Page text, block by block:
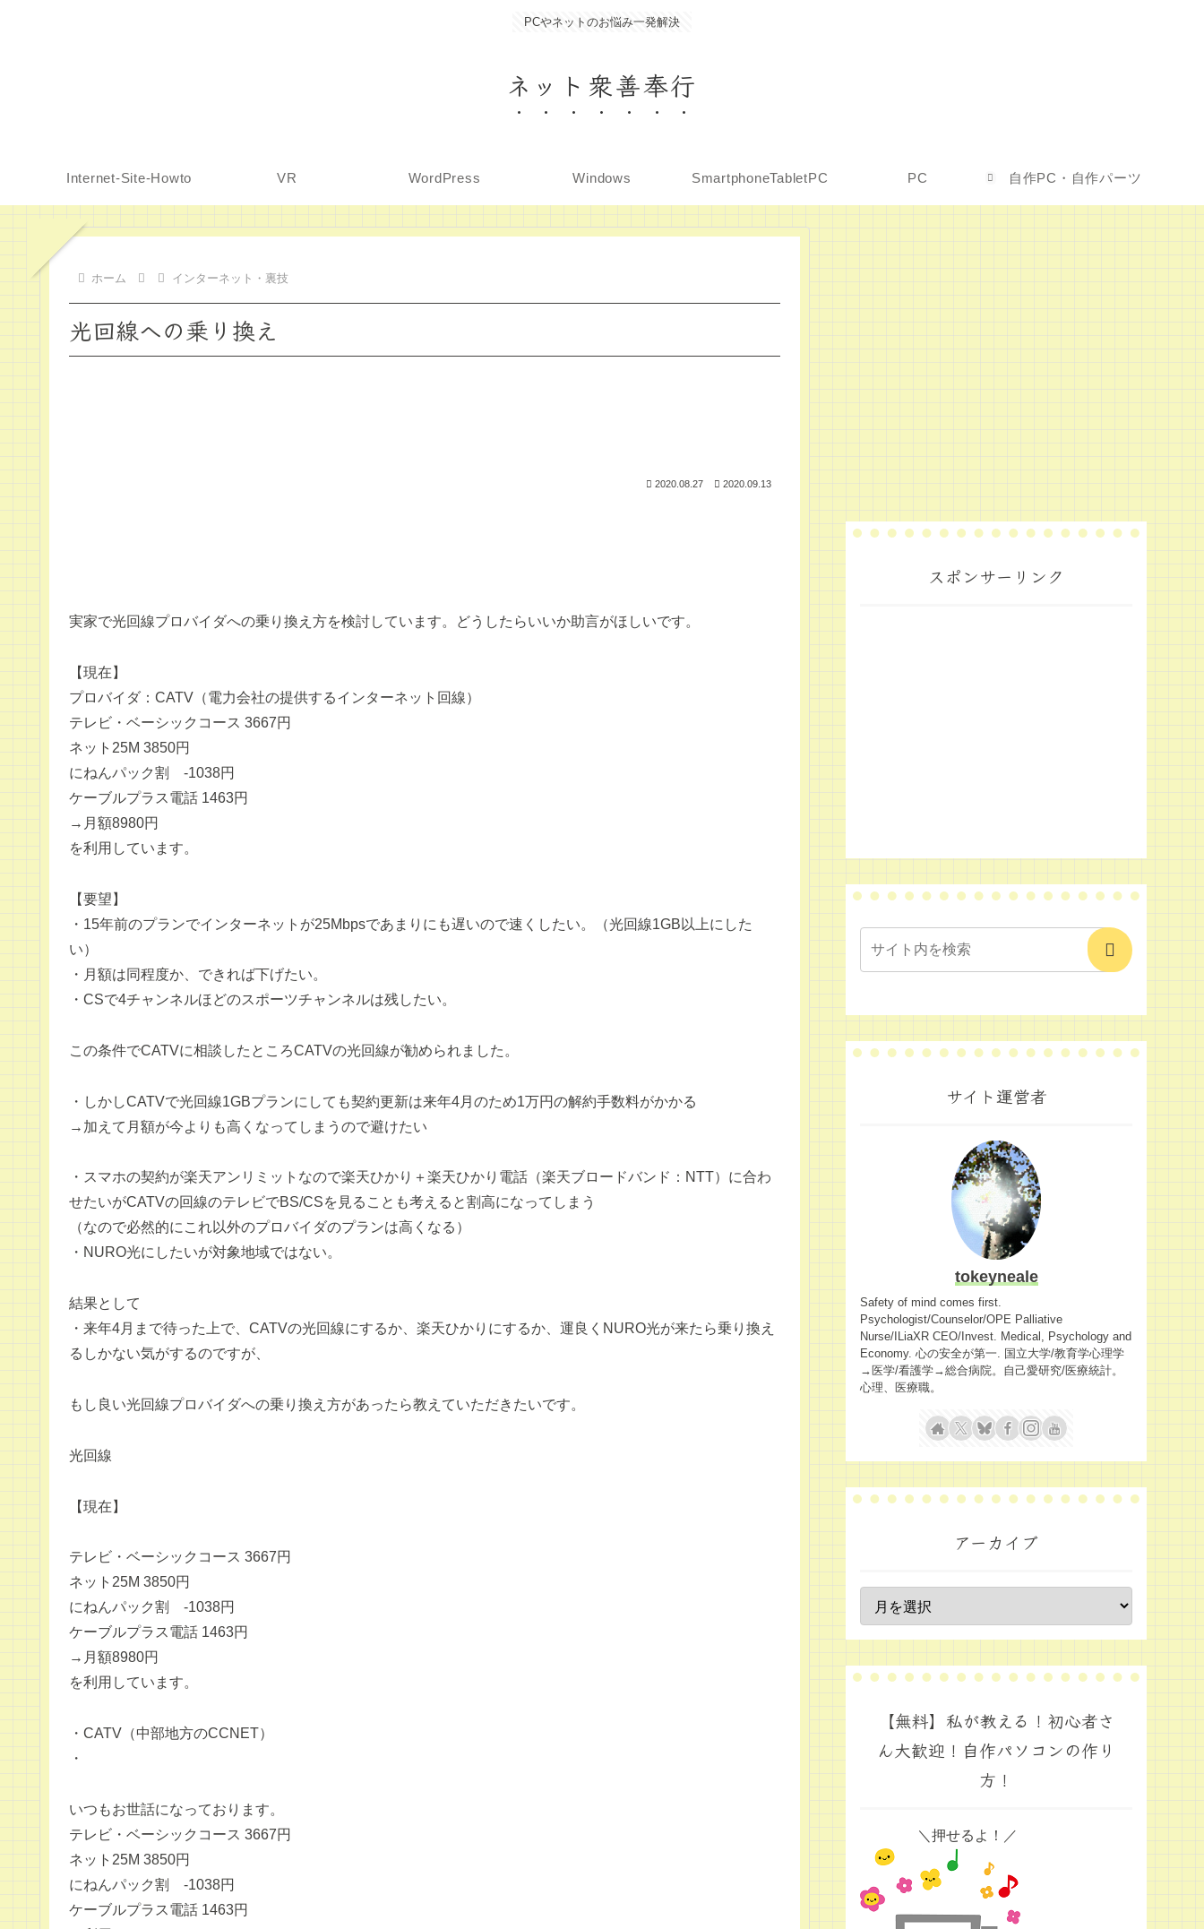
PCやネットのお悩み一発解決
ネット衆善奉行
Internet-Site-Howto VR WordPress Windows SmartphoneTabletPC PC 自作PC・自作パーツ
ホーム インターネット・裏技
光回線への乗り換え
2020.08.27 2020.09.13
実家で光回線プロバイダへの乗り換え方を検討しています。どうしたらいいか助言がほしいです。
【現在】
プロバイダ：CATV（電力会社の提供するインターネット回線）
テレビ・ベーシックコース 3667円
ネット25M 3850円
にねんパック割 -1038円
ケーブルプラス電話 1463円
→月額8980円
を利用しています。
【要望】
・15年前のプランでインターネットが25Mbpsであまりにも遅いので速くしたい。（光回線1GB以上にした
い）
・月額は同程度か、できれば下げたい。
・CSで4チャンネルほどのスポーツチャンネルは残したい。
この条件でCATVに相談したところCATVの光回線が勧められました。
・しかしCATVで光回線1GBプランにしても契約更新は来年4月のため1万円の解約手数料がかかる
→加えて月額が今よりも高くなってしまうので避けたい
・スマホの契約が楽天アンリミットなので楽天ひかり＋楽天ひかり電話（楽天ブロードバンド：NTT）に合わ
せたいがCATVの回線のテレビでBS/CSを見ることも考えると割高になってしまう
（なので必然的にこれ以外のプロバイダのプランは高くなる）
・NURO光にしたいが対象地域ではない。
結果として
・来年4月まで待った上で、CATVの光回線にするか、楽天ひかりにするか、運良くNURO光が来たら乗り換え
るしかない気がするのですが、
もし良い光回線プロバイダへの乗り換え方があったら教えていただきたいです。
光回線
【現在】
テレビ・ベーシックコース 3667円
ネット25M 3850円
にねんパック割 -1038円
ケーブルプラス電話 1463円
→月額8980円
を利用しています。
・CATV（中部地方のCCNET）
・
いつもお世話になっております。
テレビ・ベーシックコース 3667円
ネット25M 3850円
にねんパック割 -1038円
ケーブルプラス電話 1463円
スポンサーリンク
サイト運営者
tokeyneale
Safety of mind comes first.
Psychologist/Counselor/OPE Palliative
Nurse/ILiaXR CEO/Invest. Medical, Psychology and
Economy. 心の安全が第一. 国立大学/教育学心理学
→医学/看護学→総合病院。自己愛研究/医療統計。
心理、医療職。
アーカイブ
【無料】私が教える！初心者さ
ん大歓迎！自作パソコンの作り
方！
＼押せるよ！／